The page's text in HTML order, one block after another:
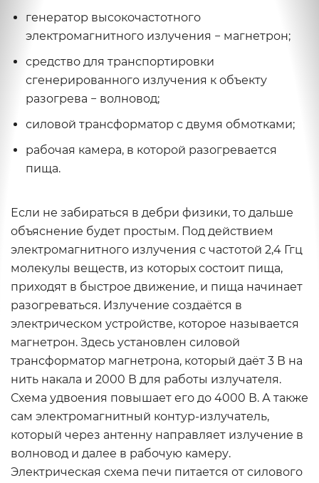
генератор высокочастотного
электромагнитного излучения − магнетрон;
средство для транспортировки
сгенерированного излучения к объекту
разогрева − волновод;
силовой трансформатор с двумя обмотками;
рабочая камера, в которой разогревается
пища.
Если не забираться в дебри физики, то дальше
объяснение будет простым. Под действием
электромагнитного излучения с частотой 2,4 Ггц
молекулы веществ, из которых состоит пища,
приходят в быстрое движение, и пища начинает
разогреваться. Излучение создаётся в
электрическом устройстве, которое называется
магнетрон. Здесь установлен силовой
трансформатор магнетрона, который даёт 3 В на
нить накала и 2000 В для работы излучателя.
Схема удвоения повышает его до 4000 В. А также
сам электромагнитный контур-излучатель,
который через антенну направляет излучение в
волновод и далее в рабочую камеру.
Электрическая схема печи питается от силового